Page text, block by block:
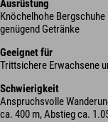
Ausrüstung
Knöchelhohe
genügend Getränke
Geeignet für
Trittsichere Erwachsene
Schwierigkeit
Anspruchsvolle
ca. 400 m, Abstieg ca.